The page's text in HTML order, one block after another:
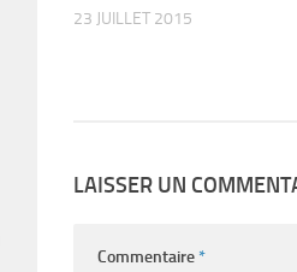
23 JUILLET 2015
LAISSER UN
Commentaire*